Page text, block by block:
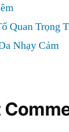
Quan Trọng
Nhạy Cảm